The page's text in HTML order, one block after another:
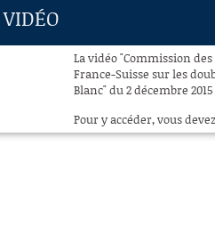
La vidéo "Commission
France-Suisse sur les
Blanc" du 2 décembre
Pour y accéder, vous